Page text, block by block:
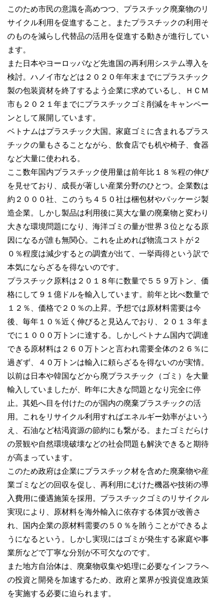
このため市民の意識を高めつつ、プラスチック廃棄物のリ
サイクル利用を促進すること。またプラスチックの利用そ
のものを減らし代替品の活用を促進する動きが進行してい
ます。
また日本やヨーロッパなど先進国の再利用システム導入を
検討。ハノイ市などは２０２０年年末までにプラスチック
製の包装資材を終了するよう企業に求めているし、ＨＣＭ
市も２０２１年までにプラスチックゴミ削減をキャンペー
ンとして展開しています。
ベトナムはプラスチック大国。家庭ゴミに含まれるプラス
チックの量もさることながら、飲食店でも机や椅子、食器
など大量に使われる。
ここ数年国内プラスチック使用量は前年比１８％程の伸び
を見せており、成長が著しい産業分野のひとつ。企業数は
約２０００社、このうち４５０社は梱包材やパッケージ製
造企業。しかし製品は利用後に莫大な量の廃棄物と変わり
大きな環境問題になり、海洋ゴミの量が世界３位となる原
因になるが誰も無関心。これを止めれば物流コストが２
０％程度は減少するとの調査が出て、一挙両得という訳で
本気にならざるを得ないのです。
プラスチック原料は２０１８年に数量で５５９万トン、価
格にして９１億ドルを輸入しています。前年と比べ数量で
１２％、価格で２０％の上昇。予想では原材料需要は今
後、毎年１０％近く伸びると見込んでおり、２０１３年ま
でに１０００万トンに達する。しかしベトナム国内で調達
できる原材料は２６０万トンと言われ需要全体の２６％に
過ぎず、４０万トンは輸入に頼らざるを得ないのが実情。
以前は日本や韓国などから廃プラスチック（ゴミ）を大量
輸入していましたが、昨年に大きな問題となり完全に停
止。其処へ目を付けたのが国内の廃棄プラスチックの活
用。これをリサイクル利用すればエネルギー効率がよいう
え、石油など枯渇資源の節約にも繋がる。またゴミだらけ
の景観や自然環境破壊などの社会問題も解決できると期待
が高まっています。
このため政府は企業にプラスチック材を含めた廃棄物や産
業ゴミなどの回収を促し、再利用にむけた機器や技術の導
入費用に優遇施策を採用。プラスチックゴミのリサイクル
実現により、原材料を海外輸入に依存する体質が改善さ
れ、国内企業の原材料需要の５０％を賄うことができるよ
うになるという。しかし実現にはゴミが発生する家庭や事
業所などで丁寧な分別が不可欠なのです。
また地方自治体は、廃棄物収集や処理に必要なインフラへ
の投資と開発を加速するため、政府と業界が投資促進政策
を実施する必要に迫られます。